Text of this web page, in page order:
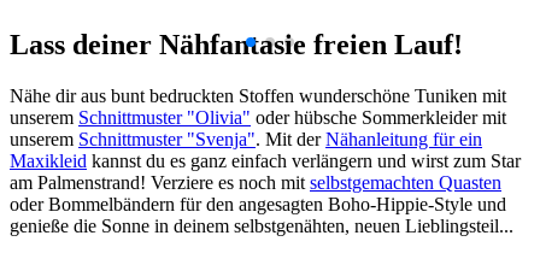
Lass deiner Nähfantasie freien Lauf!
Nähe dir aus bunt bedruckten Stoffen wunderschöne Tuniken mit
unserem Schnittmuster "Olivia" oder hübsche Sommerkleider mit
unserem Schnittmuster "Svenja". Mit derNähanleitung für ein
Maxikleid kannst du es ganz einfach verlängern und wirst zum Star
am Palmenstrand! Verziere es noch mit selbstgemachten Quasten
oder Bommelbändern für den angesagten Boho-Hippie-Style und
genieße die Sonne in deinem selbstgenähten, neuen Lieblingsteil...